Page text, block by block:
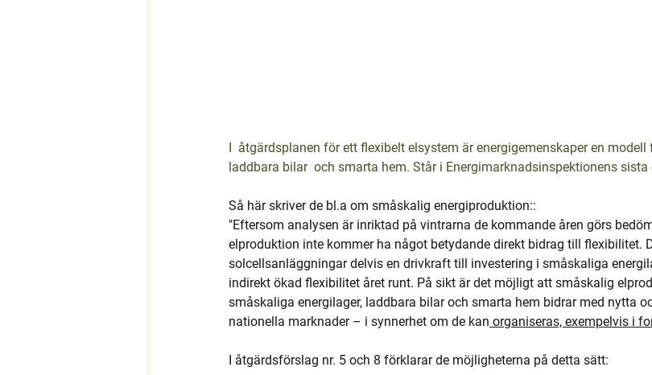
I  åtgärdsplanen för ett flexibelt elsystem är energigemenskaper en
laddbara bilar  och smarta hem. Står i Energimarknadsinspektionens
Så här skriver de bl.a om småskalig energiproduktion::
"Eftersom analysen är inriktad på vintrarna de kommande åren görs
elproduktion inte kommer ha något betydande direkt bidrag till flexibilitet.
solcellsanläggningar delvis en drivkraft till investering i småskaliga
indirekt ökad flexibilitet året runt. På sikt är det möjligt att småskalig
småskaliga energilager, laddbara bilar och smarta hem bidrar med nytta
nationella marknader – i synnerhet om de kan organiseras, exempelvis i
I åtgärdsförslag nr. 5 och 8 förklarar de möjligheterna på detta sätt: